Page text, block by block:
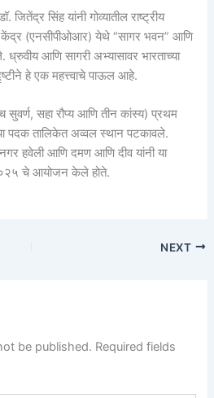
जितेंद्र सिंह यांनी गोव्यातील राष्ट्रीय
केंद्र (एनसीपीओआर) येथे “सागर भवन” आणि
आणि सागरी अभ्यासावर भारताच्या
हे एक महत्त्वाचे पाऊल आहे.
सहा रौप्य आणि तीन कांस्य) प्रथम
पदक तालिकेत अव्वल स्थान पटकावले.
हवेली आणि दमण आणि दीव यांनी या
चे आयोजन केले होते.
NEXT
be published. Required fields